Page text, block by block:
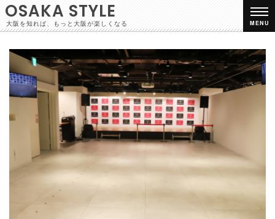
OSAKA STYLE
大阪を知れば、もっと大阪が楽しくなる MENU